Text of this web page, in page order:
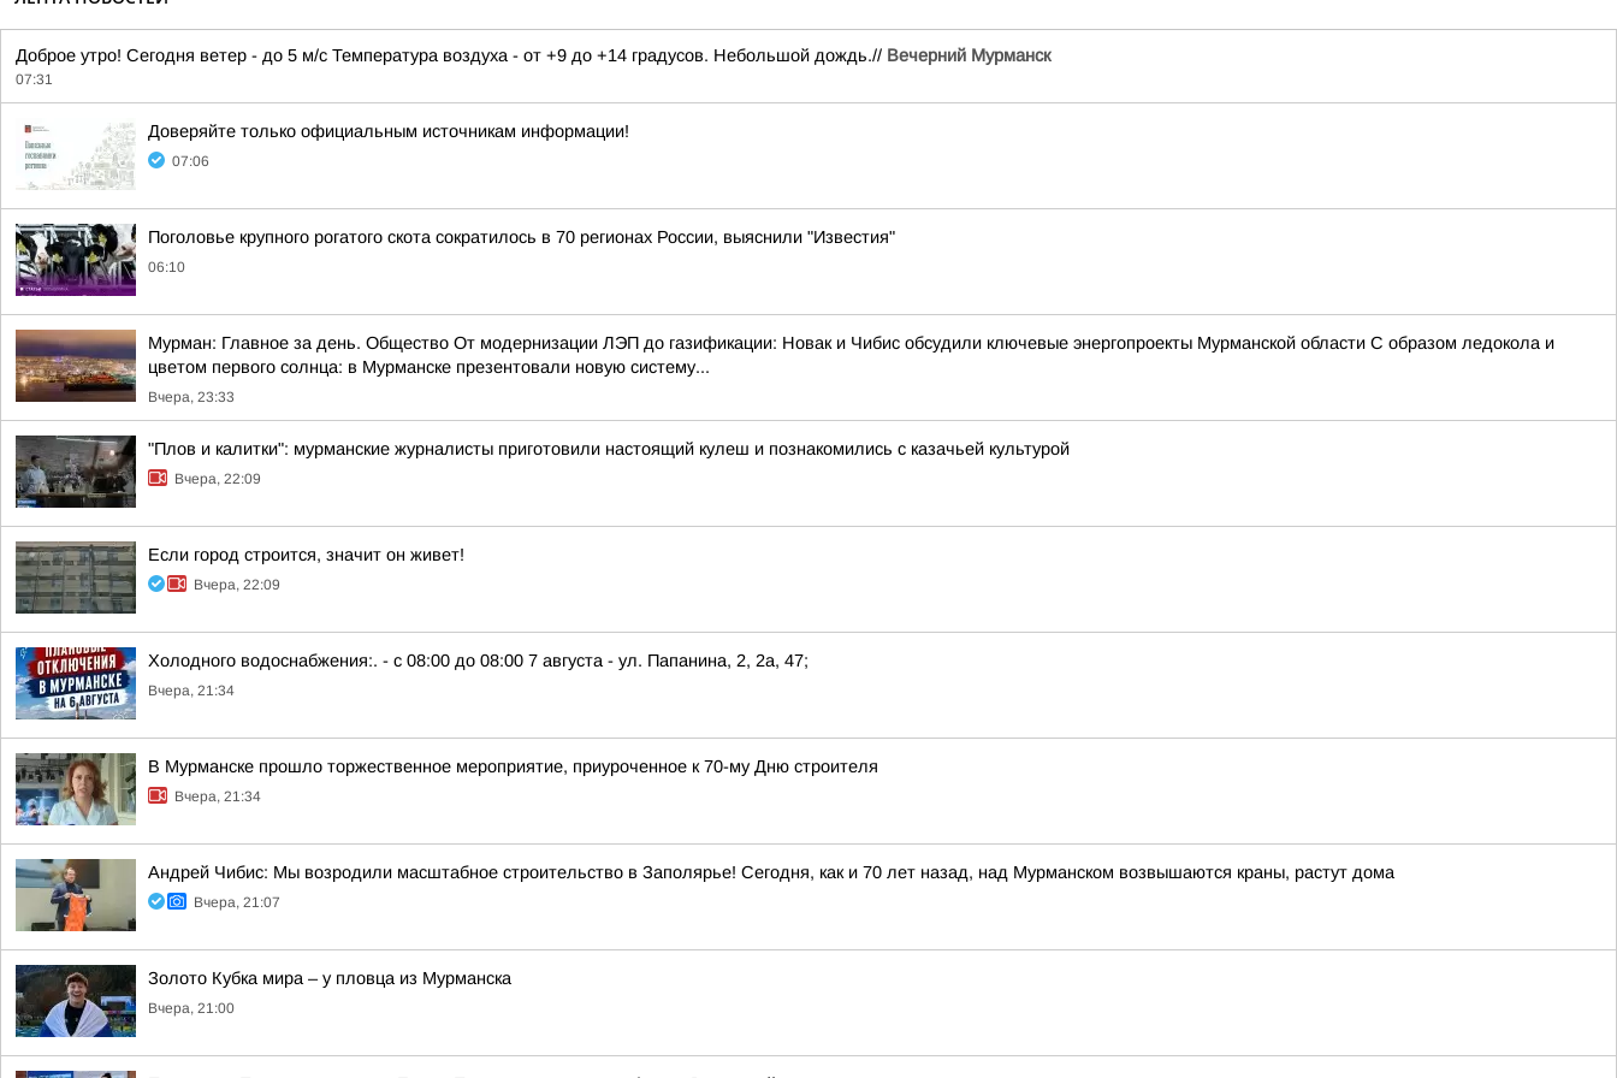
Доброе утро! Сегодня ветер - до 5 м/с Температура воздуха - от +9 до +14 градусов. Небольшой дождь.// Вечерний Мурманск
07:31
Доверяйте только официальным источникам информации!
07:06
Поголовье крупного рогатого скота сократилось в 70 регионах России, выяснили "Известия"
06:10
Мурман: Главное за день. Общество От модернизации ЛЭП до газификации: Новак и Чибис обсудили ключевые энергопроекты Мурманской области С образом ледокола и
цветом первого солнца: в Мурманске презентовали новую систему...
Вчера, 23:33
"Плов и калитки": мурманские журналисты приготовили настоящий кулеш и познакомились с казачьей культурой
Вчера, 22:09
Если город строится, значит он живет!
Вчера, 22:09
Холодного водоснабжения:. - с 08:00 до 08:00 7 августа - ул. Папанина, 2, 2а, 47;
Вчера, 21:34
В Мурманске прошло торжественное мероприятие, приуроченное к 70-му Дню строителя
Вчера, 21:34
Андрей Чибис: Мы возродили масштабное строительство в Заполярье! Сегодня, как и 70 лет назад, над Мурманском возвышаются краны, растут дома
Вчера, 21:07
Золото Кубка мира – у пловца из Мурманска
Вчера, 21:00